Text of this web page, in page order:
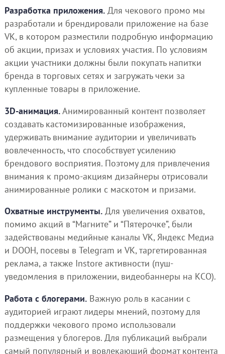
Разработка приложения.Для чекового промо мы
разработали и брендировали приложение на базе
VK, в котором разместили подробную информацию
об акции, призах и условиях участия. По условиям
акции участники должны были покупать напитки
бренда в торговых сетях и загружать чеки за
купленные товары в приложение.
3D-анимация.Анимированный контент позволяет
создавать кастомизированные изображения,
удерживать внимание аудитории и увеличивать
вовлеченность, что способствует усилению
брендового восприятия. Поэтому для привлечения
внимания к промо-акциям дизайнеры отрисовали
анимированные ролики с маскотом и призами.
Охватные инструменты.Для увеличения охватов,
помимо акций в “Магните” и “Пятерочке”, были
задействованы медийные каналы VK, Яндекс Медиа
и DOOH, посевы в Telegram и VK, таргетированная
реклама, а также Instore активности (пуш-
уведомления в приложении, видеобаннеры на КСО).
Работа с блогерами.Важную роль в касании с
аудиторией играют лидеры мнений, поэтому для
поддержки чекового промо использовали
размещения у блогеров. Для публикаций выбрали
самый популярный и вовлекающий формат контента